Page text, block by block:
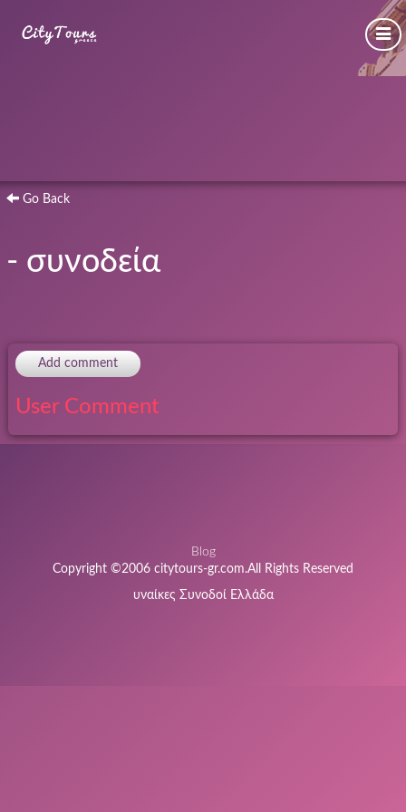
Go Back
- συνοδεία
Add comment
User Comment
Blog
Copyright ©2006 citytours-gr.com.All Rights Reserved
υναίκες Συνοδοί Ελλάδα